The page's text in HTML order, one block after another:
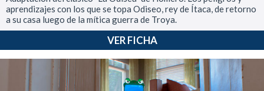
aprendizajes con los que se topa Odiseo, rey de Ítaca, de retorno
a su casa luego de la mítica guerra de Troya.
VER FICHA